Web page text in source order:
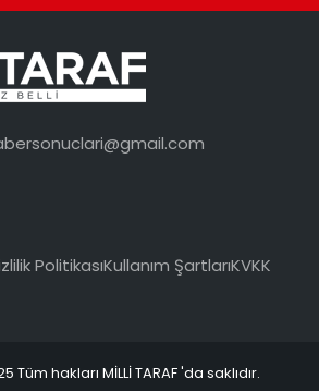
PolitikasıKullanım ŞartlarıKVKK
hakları MİLLİ TARAF 'da saklıdır.